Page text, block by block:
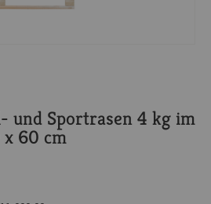
und Sportrasen 4 kg im
60 cm